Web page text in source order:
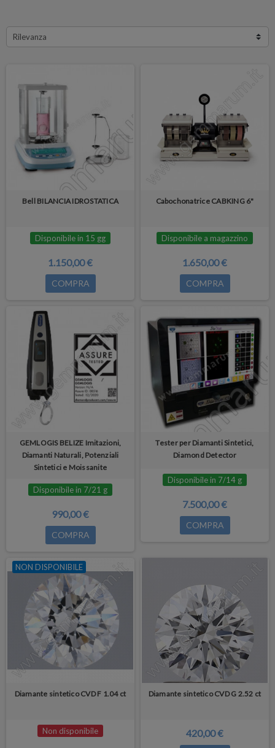
Rilevanza
Bell BILANCIA IDROSTATICA
Disponibile in 15 gg
1.150,00 €
COMPRA
Cabochonatrice CABKING 6"
Disponibile a magazzino
1.650,00 €
COMPRA
GEMLOGIS BELIZE Imitazioni,
Diamanti Naturali, Potenziali
Sintetici e Moissanite
Disponibile in 7/21 g
990,00 €
COMPRA
Tester per Diamanti Sintetici,
Diamond Detector
Disponibile in 7/14 g
7.500,00 €
COMPRA
NON DISPONIBILE
Diamante sintetico CVD F 1.04 ct
Non disponibile
Diamante sintetico CVD G 2.52 ct
420,00 €